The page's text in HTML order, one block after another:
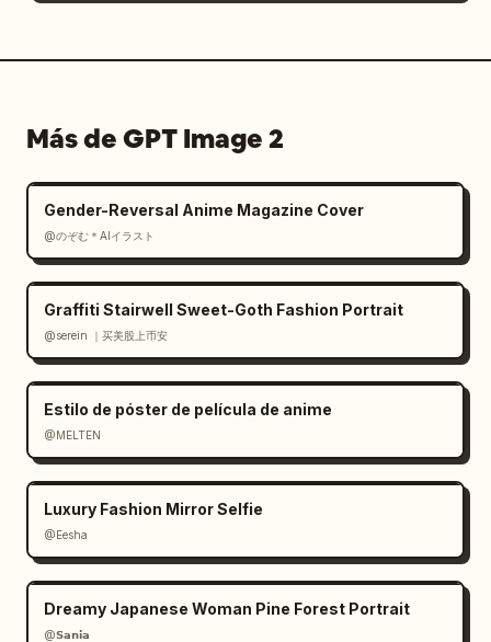
Más de GPT Image 2
Gender-Reversal Anime Magazine Cover
@のぞむ＊AIイラスト
Graffiti Stairwell Sweet-Goth Fashion Portrait
@serein ｜买美股上币安
Estilo de póster de película de anime
@MELTEN
Luxury Fashion Mirror Selfie
@Eesha
Dreamy Japanese Woman Pine Forest Portrait
@𝗦𝗮𝗻𝗶𝗮